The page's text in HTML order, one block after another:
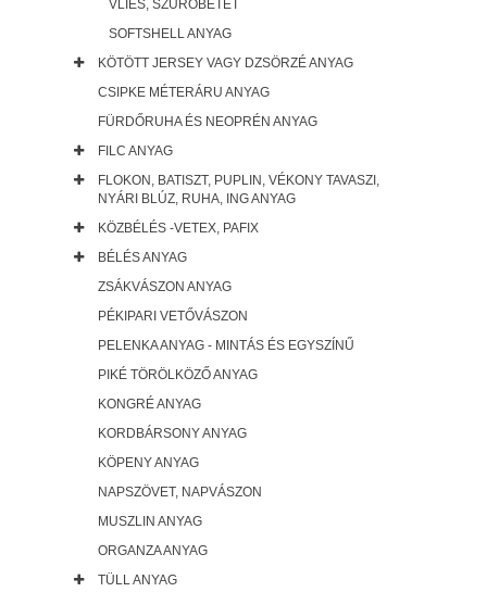
VLIES, SZŰRŐBETÉT
SOFTSHELL ANYAG
KÖTÖTT JERSEY VAGY DZSÖRZÉ ANYAG
CSIPKE MÉTERÁRU ANYAG
FÜRDŐRUHA ÉS NEOPRÉN ANYAG
FILC ANYAG
FLOKON, BATISZT, PUPLIN, VÉKONY TAVASZI,
NYÁRI BLÚZ, RUHA, ING ANYAG
KÖZBÉLÉS -VETEX, PAFIX
BÉLÉS ANYAG
ZSÁKVÁSZON ANYAG
PÉKIPARI VETŐVÁSZON
PELENKA ANYAG - MINTÁS ÉS EGYSZÍNŰ
PIKÉ TÖRÖLKÖZŐ ANYAG
KONGRÉ ANYAG
KORDBÁRSONY ANYAG
KÖPENY ANYAG
NAPSZÖVET, NAPVÁSZON
MUSZLIN ANYAG
ORGANZA ANYAG
TÜLL ANYAG